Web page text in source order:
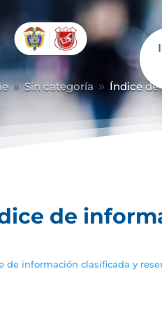
9 Sin categoría 9 Índice de
de
de información clasificada y